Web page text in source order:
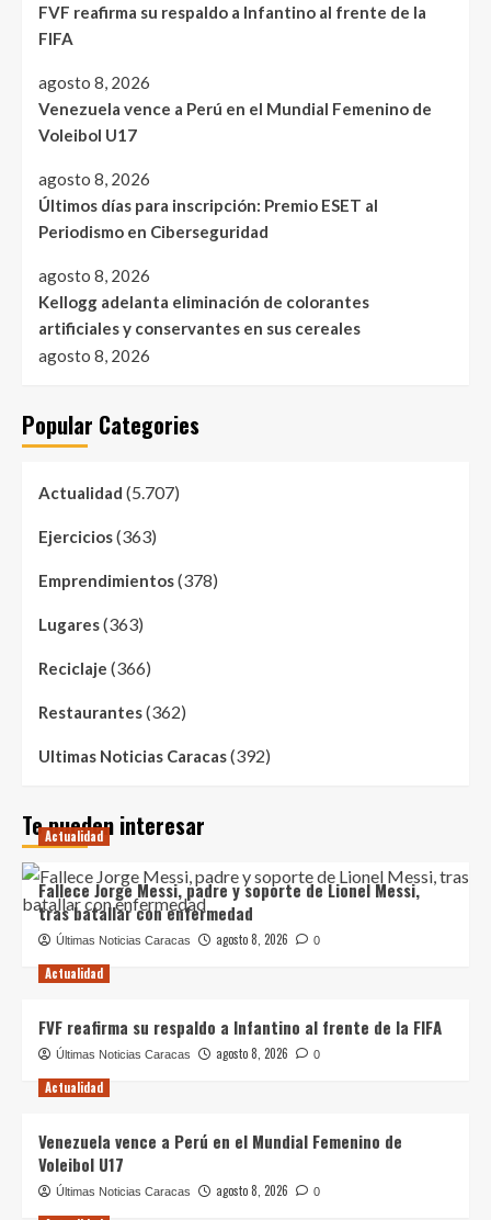
FVF reafirma su respaldo a Infantino al frente de la
FIFA
agosto 8, 2026
Venezuela vence a Perú en el Mundial Femenino de
Voleibol U17
agosto 8, 2026
Últimos días para inscripción: Premio ESET al
Periodismo en Ciberseguridad
agosto 8, 2026
Kellogg adelanta eliminación de colorantes
artificiales y conservantes en sus cereales
agosto 8, 2026
Popular Categories
Actualidad (5.707)
Ejercicios(363)
Emprendimientos(378)
Lugares(363)
Reciclaje (366)
Restaurantes(362)
Ultimas Noticias Caracas(392)
Te pueden interesar
Actualidad
Fallece Jorge Messi, padre y soporte de Lionel Messi,
tras batallar con enfermedad
Últimas Noticias Caracas agosto 8, 2026 0
Actualidad
FVF reafirma su respaldo a Infantino al frente de la FIFA
Últimas Noticias Caracas agosto 8, 2026 0
Actualidad
Venezuela vence a Perú en el Mundial Femenino de
Voleibol U17
Últimas Noticias Caracas agosto 8, 2026 0